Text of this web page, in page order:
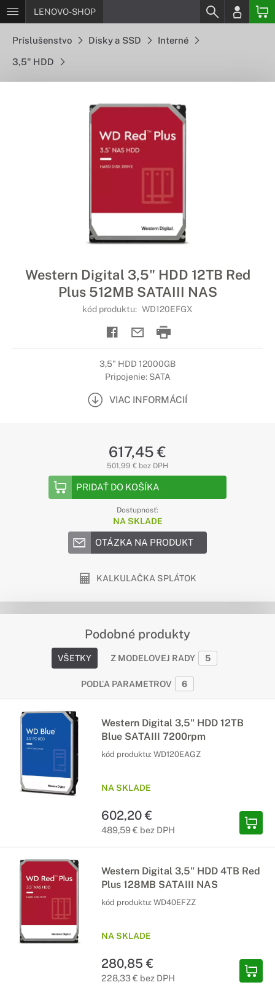
LENOVO-SHOP
Príslušenstvo Disky a SSD Interné
3,5" HDD
Western Digital 3,5" HDD 12TB Red
Plus 512MB SATAIII NAS
kód produktu: WD120EFGX
3,5" HDD 12000GB
Pripojenie: SATA
VIAC INFORMÁCIÍ
617,45 €
501,99 € bez DPH
PRIDAŤ DO KOŠÍKA
Dostupnosť:
NA SKLADE
OTÁZKA NA PRODUKT
KALKULAČKA SPLÁTOK
Podobné produkty
VŠETKY Z MODELOVEJ RADY 5
PODĽA PARAMETROV 6
Western Digital 3,5" HDD 12TB
Blue SATAIII 7200rpm
kód produktu: WD120EAGZ
NA SKLADE
602,20 €
489,59 € bez DPH
Western Digital 3,5" HDD 4TB Red
Plus 128MB SATAIII NAS
kód produktu: WD40EFZZ
NA SKLADE
280,85 €
228,33 € bez DPH